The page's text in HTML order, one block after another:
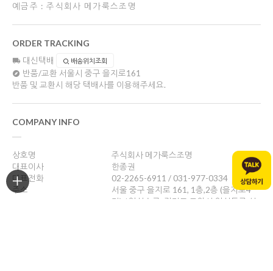
예금주 : 주식회사 메가룩스조명
ORDER TRACKING
대신택배 배송위치조회
반품/교환 서울시 중구 을지로161
반품 및 교환시 해당 택배사를 이용해주세요.
COMPANY INFO
상호명
주식회사 메가룩스조명
대표이사
한종권
대표전화
02-2265-6911 / 031-977-0334
주소
서울 중구 을지로 161, 1층,2층 (을지로4
가) / 일산쇼룸: 경기도 고양시 일산동구 성